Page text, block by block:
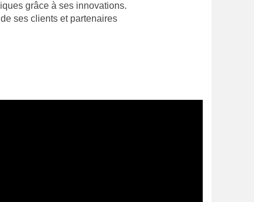
grâce à ses innovations.
ses clients et partenaires